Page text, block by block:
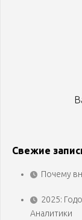
Свежие
Почему
2025:
Аналитики